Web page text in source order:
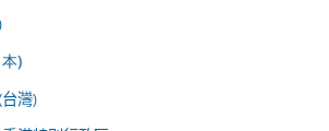
)
灣)